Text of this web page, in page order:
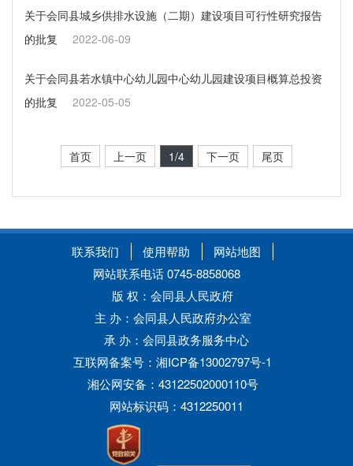
关于会同县城乡供排水设施（二期）建设项目可行性研究报告
的批复
2022-06-09
关于会同县若水镇中心幼儿园中心幼儿园建设项目概算总投资
的批复
2022-05-05
首页 上一页 1/4 下一页 尾页
联系我们 使用帮助
网站地图
网站联系电话 0745-8858068
版 权：会同县人民政府
主 办：会同县人民政府办公室
承 办：会同县政务服务中心
互联网备案号：湘ICP备13002797号-1
湘公网安备：43122502000110号
网站标识码：4312250011